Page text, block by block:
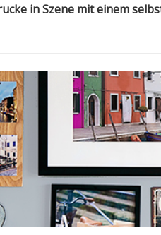
in Szene mit einem